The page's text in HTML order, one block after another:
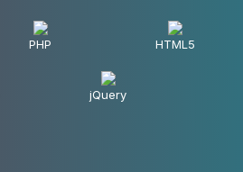
PHP HTML5
jQuery